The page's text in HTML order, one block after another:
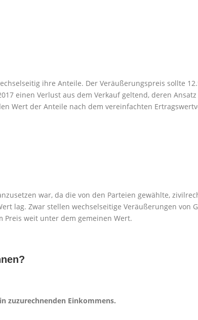
ihre Anteile. Der Veräußerungspreis sollte
einen Verlust aus dem Verkauf geltend, deren
Wert der Anteile nach dem vereinfachten
war, da die von den Parteien gewählte,
lag. Zwar stellen wechselseitige Veräußerungen von
Preis weit unter dem gemeinen Wert.
zuzurechnenden Einkommens.